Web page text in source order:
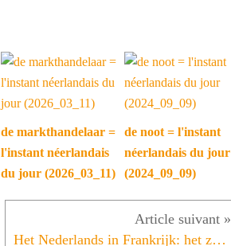
de markthandelaar =
l'instant néerlandais
du jour (2026_03_11)
de noot = l'instant
néerlandais du jour
(2024_09_09)
Het Nederlands in Frankrijk: het zog. Frans-Vlaams